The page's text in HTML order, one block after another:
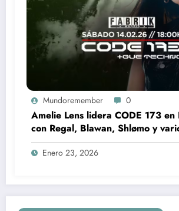
Mundoremember 0
Amelie Lens lidera CODE 173 en
con Regal, Blawan, Shlømo y
night long
Enero 23, 2026